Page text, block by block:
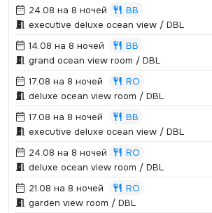
24.08 на 8 ночей
BB
executive deluxe ocean view / DBL
14.08 на 8 ночей
BB
grand ocean view room / DBL
17.08 на 8 ночей
RO
deluxe ocean view room / DBL
17.08 на 8 ночей
BB
executive deluxe ocean view / DBL
24.08 на 8 ночей
RO
deluxe ocean view room / DBL
21.08 на 8 ночей
RO
garden view room / DBL